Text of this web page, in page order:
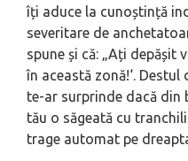
îți aduce la cunoștință
severitare de
spune și că: „Ați depășit
în această zonă!‘.
te-ar surprinde dacă din
tău o săgeată cu
trage automat pe